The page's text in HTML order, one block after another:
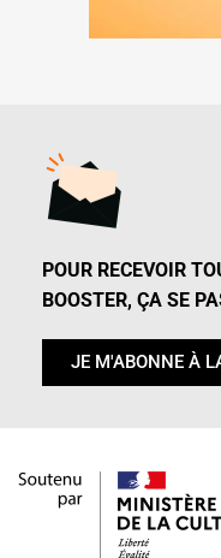
POUR RECEVOIR
BOOSTER, ÇA SE
JE M'ABONNE À